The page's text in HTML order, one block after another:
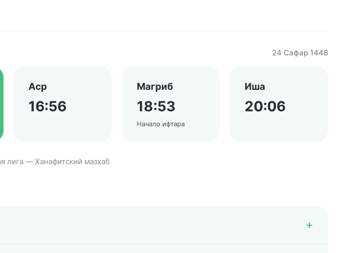
24 Сафар 1448
Аср
16:56
Магриб
18:53
Начало ифтара
Иша
20:06
лига — Ханафитский мазхаб